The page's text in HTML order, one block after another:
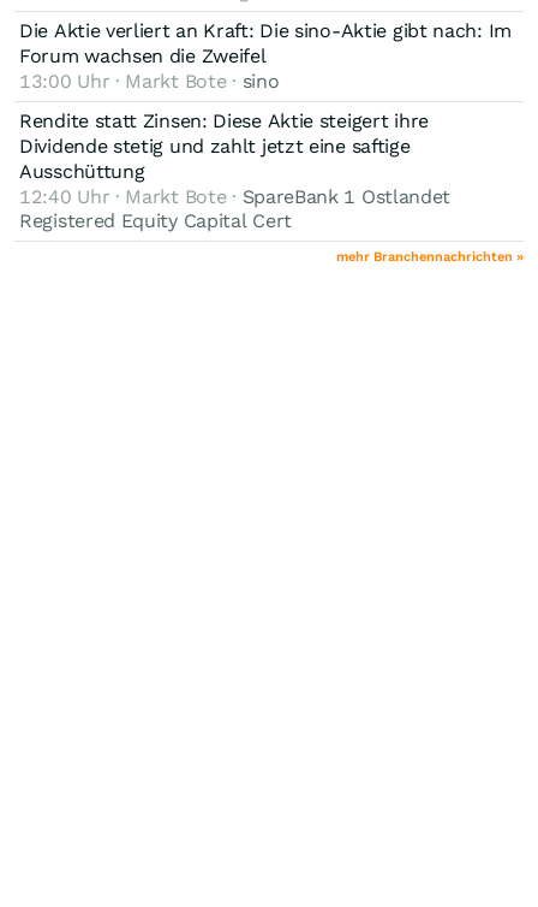
Die Aktie verliert an Kraft: Die sino-Aktie gibt nach: Im
Forum wachsen die Zweifel
13:00 Uhr · Markt Bote · sino
Rendite statt Zinsen: Diese Aktie steigert ihre
Dividende stetig und zahlt jetzt eine saftige
Ausschüttung
12:40 Uhr · Markt Bote · SpareBank 1 Ostlandet
Registered Equity Capital Cert
mehr Branchennachrichten »